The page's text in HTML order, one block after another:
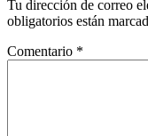
Tu dirección de correo
obligatorios están
Comentario *